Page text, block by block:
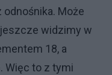
Może
widzimy w
18, a
Więc to z tymi